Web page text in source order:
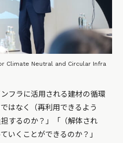
Climate Neutral and Circular Infra
フラに活用される建材の循環
はなく（再利用できるよう
するのか？」「（解体され
いくことができるのか？」